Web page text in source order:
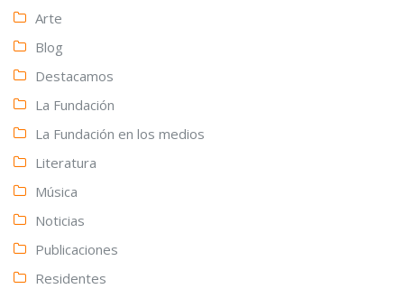
Arte
Blog
Destacamos
La Fundación
La Fundación en los medios
Literatura
Música
Noticias
Publicaciones
Residentes